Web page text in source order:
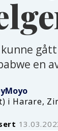
kunne
en
Moyo
i Harare,